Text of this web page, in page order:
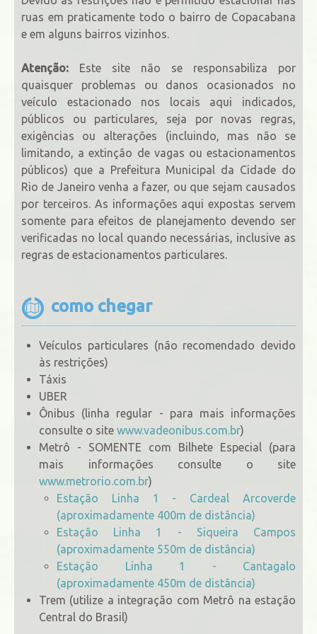
ruas em praticamente todo o bairro de Copacabana
e em alguns bairros vizinhos.
Atenção: Este site não se responsabiliza por
quaisquer problemas ou danos ocasionados no
veículo estacionado nos locais aqui indicados,
públicos ou particulares, seja por novas regras,
exigências ou alterações (incluindo, mas não se
limitando, a extinção de vagas ou estacionamentos
públicos) que a Prefeitura Municipal da Cidade do
Rio de Janeiro venha a fazer, ou que sejam causados
por terceiros. As informações aqui expostas servem
somente para efeitos de planejamento devendo ser
verificadas no local quando necessárias, inclusive as
regras de estacionamentos particulares.
como chegar
Veículos particulares (não recomendado devido
às restrições)
Táxis
UBER
Ônibus (linha regular - para mais informações
consulte o site www.vadeonibus.com.br)
Metrô - SOMENTE com Bilhete Especial (para
mais informações consulte o site
www.metrorio.com.br)
Estação Linha 1 - Cardeal Arcoverde
(aproximadamente 400m de distância)
Estação Linha 1 - Siqueira Campos
(aproximadamente 550m de distância)
Estação Linha 1 - Cantagalo
(aproximadamente 450m de distância)
Trem (utilize a integração com Metrô na estação
Central do Brasil)